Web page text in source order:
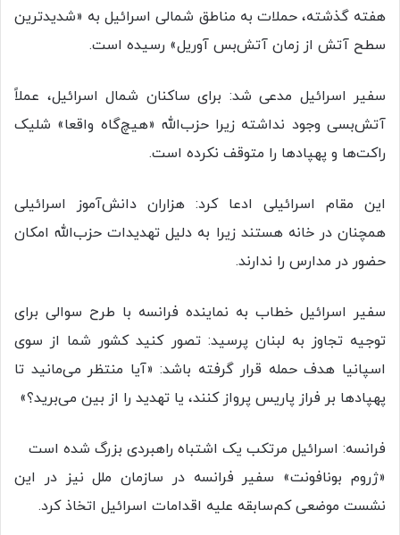
هفته گذشته، حملات به مناطق شمالی اسرائیل به «شدیدترین
سطح آتش از زمان آتش‌بس آوریل» رسیده است.
سفیر اسرائیل مدعی شد: برای ساکنان شمال اسرائیل، عملاً
آتش‌بسی وجود نداشته زیرا حزب‌الله «هیچ‌گاه واقعا» شلیک
راکت‌ها و پهپادها را متوقف نکرده است.
این مقام اسرائیلی ادعا کرد: هزاران دانش‌آموز اسرائیلی
همچنان در خانه هستند زیرا به دلیل تهدیدات حزب‌الله امکان
حضور در مدارس را ندارند.
سفیر اسرائیل خطاب به نماینده فرانسه با طرح سوالی برای
توجیه تجاوز به لبنان پرسید: تصور کنید کشور شما از سوی
اسپانیا هدف حمله قرار گرفته باشد: «آیا منتظر می‌مانید تا
پهپادها بر فراز پاریس پرواز کنند، یا تهدید را از بین می‌برید؟»
فرانسه: اسرائیل مرتکب یک اشتباه راهبردی بزرگ شده است
«ژروم بونافونت» سفیر فرانسه در سازمان ملل نیز در این
نشست موضعی کم‌سابقه علیه اقدامات اسرائیل اتخاذ کرد.